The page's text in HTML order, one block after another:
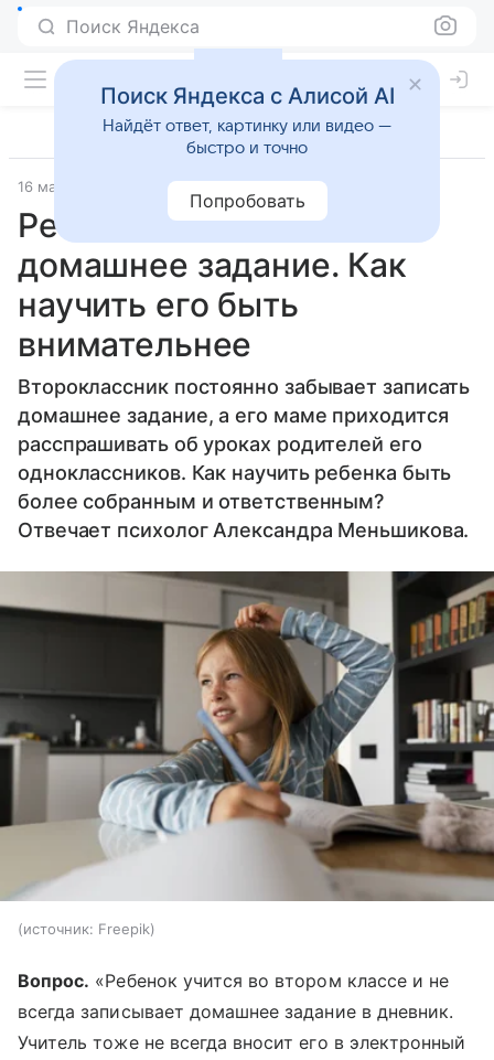
Поиск Яндекса
16 мая 2023 Православие и мир
Ребенок не записывает
домашнее задание. Как
научить его быть
внимательнее
Второклассник постоянно забывает записать
домашнее задание, а его маме приходится
расспрашивать об уроках родителей его
одноклассников. Как научить ребенка быть
более собранным и ответственным?
Отвечает психолог Александра Меньшикова.
источник: Freepik
Вопрос. «Ребенок учится во втором классе и не
всегда записывает домашнее задание в дневник.
Учитель тоже не всегда вносит его в электронный
Поиск Яндекса с Алисой AI
Найдёт ответ, картинку или видео —
быстро и точно
Попробовать